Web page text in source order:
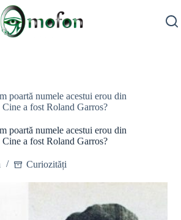
poartă numele acestui erou din
a fost Roland Garros?
poartă numele acestui erou din
a fost Roland Garros?
Curiozități